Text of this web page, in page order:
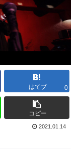
はてブ 0
コピー
2021.01.14